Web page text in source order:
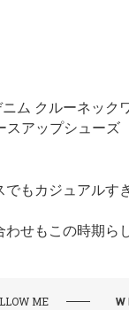
ニム クルーネック
スアップシューズ
でもカジュアルす
わせもこの時期
ME